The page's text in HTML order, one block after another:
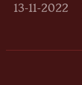
13-11-2022